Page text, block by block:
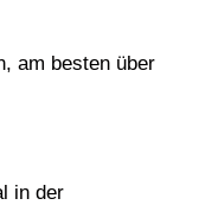
am besten über
in der